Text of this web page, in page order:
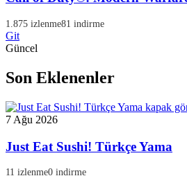
1.875 izlenme81 indirme
Git
Güncel
Son Eklenenler
7 Ağu 2026
Just Eat Sushi! Türkçe Yama
11 izlenme0 indirme